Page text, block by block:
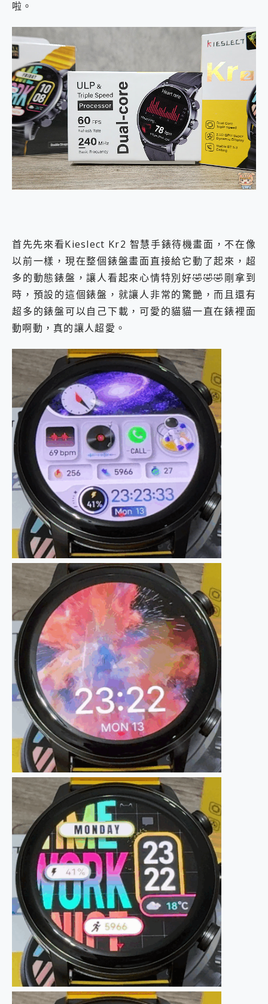
啦。
首先先來看Kieslect Kr2 智慧手錶待機畫面，不在像
以前一樣，現在整個錶盤畫面直接給它動了起來，超
多的動態錶盤，讓人看起來心情特別好🤣🤣🤣剛拿到
時，預設的這個錶盤，就讓人非常的驚艷，而且還有
超多的錶盤可以自己下載，可愛的貓貓一直在錶裡面
動啊動，真的讓人超愛。